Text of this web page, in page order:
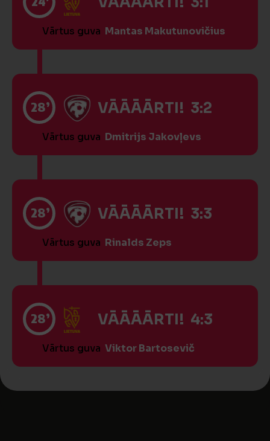
Vārtus guva Mantas Makutunovičius
28’ VĀĀĀĀRTI! 3:2
Vārtus guva Dmitrijs Jakovļevs
28’ VĀĀĀĀRTI! 3:3
Vārtus guva Rinalds Zeps
28’ VĀĀĀĀRTI! 4:3
Vārtus guva Viktor Bartosevič